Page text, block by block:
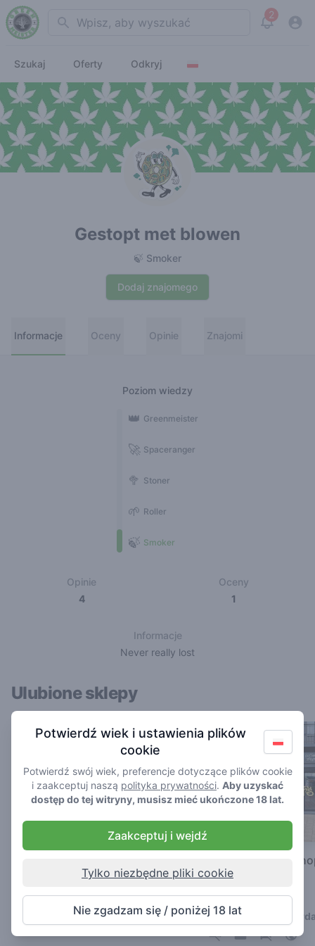
Search 2
View
Szukaj Oferty Odkryj
Gestopt met blowen
🍃 Smoker
Dodaj znajomego
Informacje Oceny Opinie Znajomi
Poziom wiedzy
🍃 Smoker
🌱 Roller
🥦 Stoner
🚀 Spaceranger
👑 Greenmeister
Opinie
4
Oceny
1
Informacje
Never really lost
Ulubione sklepy
Kawiarnia w Amsterdam
Hunter's
Noord
4.9/ 5
Kawiarnia w
Potwierdź wiek i ustawienia plików
cookie
Potwierdź swój wiek, preferencje dotyczące plików cookie
i zaakceptuj naszą polityka prywatności. Aby uzyskać
dostęp do tej witryny, musisz mieć ukończone 18 lat.
Zaakceptuj i wejdź
Tylko niezbędne pliki cookie
Nie zgadzam się / poniżej 18 lat